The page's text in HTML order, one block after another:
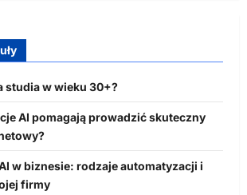
studia w wieku 30+?
AI pomagają prowadzić skuteczny
w biznesie: rodzaje automatyzacji i
firmy